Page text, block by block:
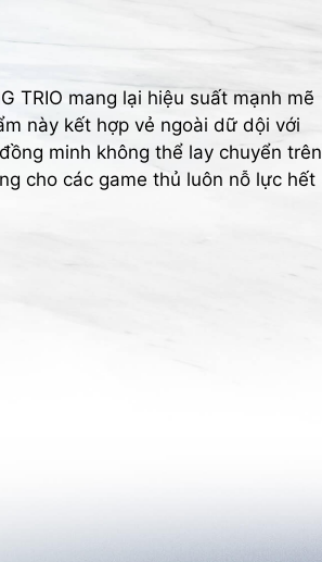
TRIO mang lại hiệu suất mạnh mẽ
này kết hợp vẻ ngoài dữ dội với
minh không thể lay chuyển trên
cho các game thủ luôn nỗ lực hết